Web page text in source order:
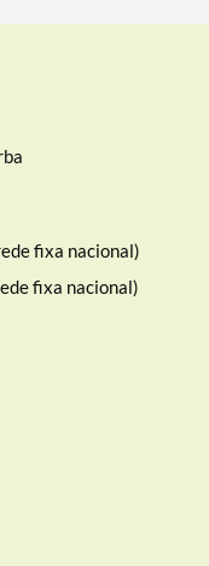
fixa nacional)
fixa nacional)